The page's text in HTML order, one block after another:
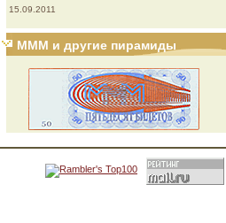
15.09.2011
МММ и другие пирамиды